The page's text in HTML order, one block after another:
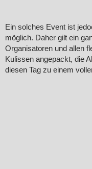
Ein solches Event ist
möglich. Daher gilt ein
Organisatoren und allen
Kulissen angepackt, die
diesen Tag zu einem